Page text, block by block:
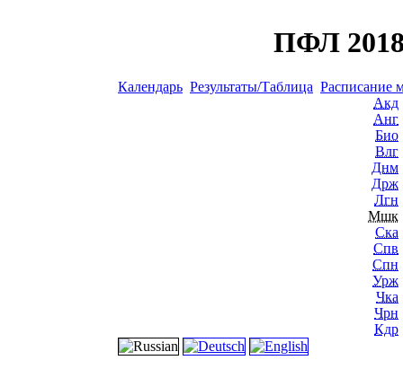
ПФЛ
Календарь Результаты/Таблица Расписание
Акд
Анг
Био
Влг
Днм
Држ
Лгн
Мшк
Ска
Спв
Спн
Урж
Чка
Чрн
Кдр